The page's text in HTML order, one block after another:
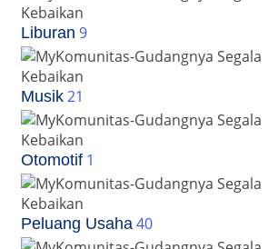
Posting Video
Close
Liburan 9
Musik 21
Otomotif 1
Peluang Usaha 40